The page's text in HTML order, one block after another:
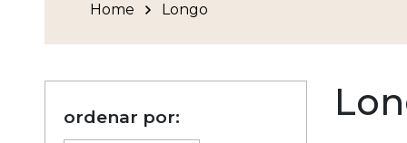
Home Longo
ordenar por: